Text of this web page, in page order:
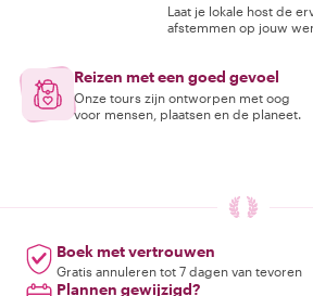
Laat je lokale host de
afstemmen op jouw
Reizen met een goed gevoel
Onze tours zijn ontworpen met oog
voor mensen, plaatsen en de planeet.
Boek met vertrouwen
Gratis annuleren tot 7 dagen van tevoren
Plannen gewijzigd?